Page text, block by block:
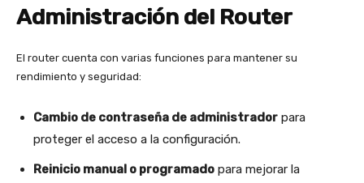
Administración del Router
El router cuenta con varias funciones para mantener su
rendimiento y seguridad:
Cambio de contraseña de administrador para
proteger el acceso a la configuración.
Reinicio manual o programado para mejorar la